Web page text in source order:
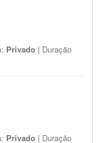
Privado | Duração
Privado | Duração